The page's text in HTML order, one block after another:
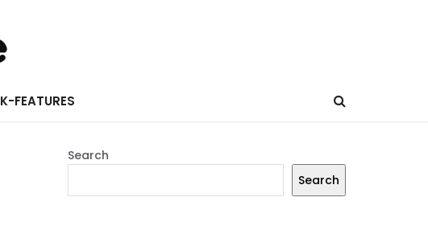
K-FEATURES
Search
Search